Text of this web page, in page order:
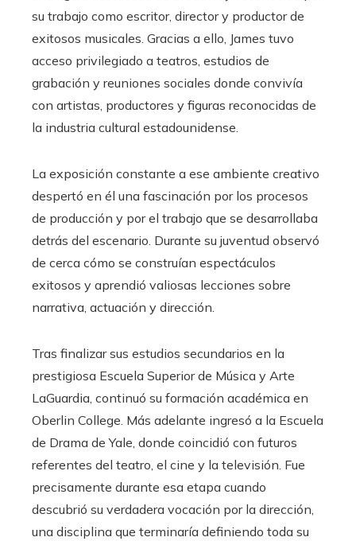
su trabajo como escritor, director y productor de
exitosos musicales. Gracias a ello, James tuvo
acceso privilegiado a teatros, estudios de
grabación y reuniones sociales donde convivía
con artistas, productores y figuras reconocidas de
la industria cultural estadounidense.
La exposición constante a ese ambiente creativo
despertó en él una fascinación por los procesos
de producción y por el trabajo que se desarrollaba
detrás del escenario. Durante su juventud observó
de cerca cómo se construían espectáculos
exitosos y aprendió valiosas lecciones sobre
narrativa, actuación y dirección.
Tras finalizar sus estudios secundarios en la
prestigiosa Escuela Superior de Música y Arte
LaGuardia, continuó su formación académica en
Oberlin College. Más adelante ingresó a la Escuela
de Drama de Yale, donde coincidió con futuros
referentes del teatro, el cine y la televisión. Fue
precisamente durante esa etapa cuando
descubrió su verdadera vocación por la dirección,
una disciplina que terminaría definiendo toda su